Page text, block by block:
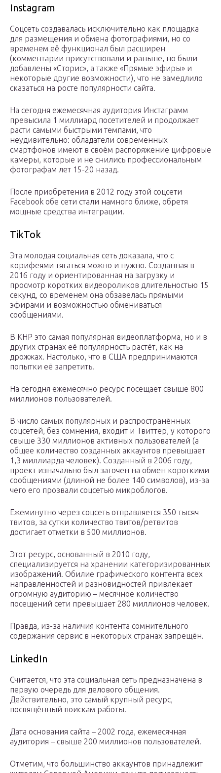
Instagram
Соцсеть создавалась исключительно как площадка
для размещения и обмена фотографиями, но со
временем её функционал был расширен
(комментарии присутствовали и раньше, но были
добавлены «Сторис», а также «Прямые эфиры» и
некоторые другие возможности), что не замедлило
сказаться на росте популярности сайта.
На сегодня ежемесячная аудитория Инстаграмм
превысила 1 миллиард посетителей и продолжает
расти самыми быстрыми темпами, что
неудивительно: обладатели современных
смартфонов имеют в своём распоряжение цифровые
камеры, которые и не снились профессиональным
фотографам лет 15-20 назад.
После приобретения в 2012 году этой соцсети
Facebook обе сети стали намного ближе, обретя
мощные средства интеграции.
TikTok
Эта молодая социальная сеть доказала, что с
корифеями тягаться можно и нужно. Созданная в
2016 году и ориентированная на загрузку и
просмотр коротких видеороликов длительностью 15
секунд, со временем она обзавелась прямыми
эфирами и возможностью обмениваться
сообщениями.
В КНР это самая популярная видеоплатформа, но и в
других странах её популярность растёт, как на
дрожжах. Настолько, что в США предпринимаются
попытки её запретить.
На сегодня ежемесячно ресурс посещает свыше 800
миллионов пользователей.
В число самых популярных и распространённых
соцсетей, без сомнения, входит и Твиттер, у которого
свыше 330 миллионов активных пользователей (а
общее количество созданных аккаунтов превышает
1,3 миллиарда человек). Созданный в 2006 году,
проект изначально был заточен на обмен короткими
сообщениями (длиной не более 140 символов), из-за
чего его прозвали соцсетью микроблогов.
Ежеминутно через соцсеть отправляется 350 тысяч
твитов, за сутки количество твитов/ретвитов
достигает отметки в 500 миллионов.
Этот ресурс, основанный в 2010 году,
специализируется на хранении категоризированных
изображений. Обилие графического контента всех
направленностей и разновидностей привлекает
огромную аудиторию – месячное количество
посещений сети превышает 280 миллионов человек.
Правда, из-за наличия контента сомнительного
содержания сервис в некоторых странах запрещён.
LinkedIn
Считается, что эта социальная сеть предназначена в
первую очередь для делового общения.
Действительно, это самый крупный ресурс,
посвящённый поискам работы.
Дата основания сайта – 2002 года, ежемесячная
аудитория – свыше 200 миллионов пользователей.
Отметим, что большинство аккаунтов принадлежит